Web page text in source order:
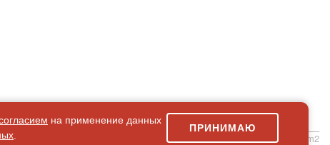
simpleForm2
на применение данных
ПРИНИМАЮ